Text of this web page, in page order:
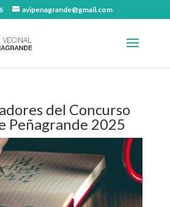
avipenagrande@gmail.com
del Concurso
Peñagrande 2025